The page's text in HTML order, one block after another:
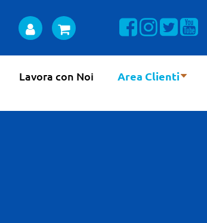
Visualizza la
Visualizza
Lavora con Noi Area Clienti